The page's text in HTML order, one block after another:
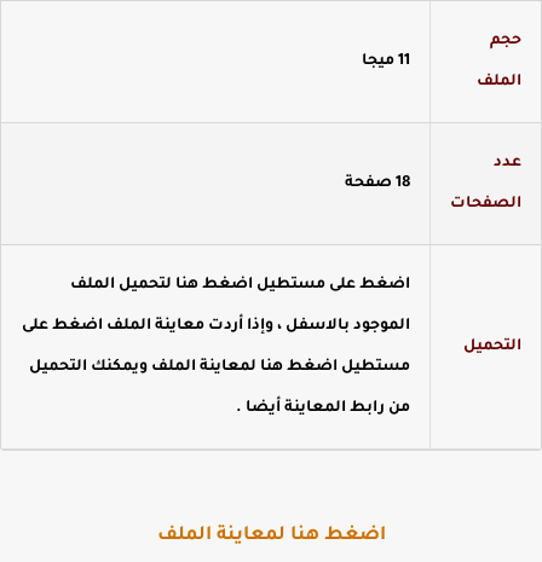
حجم
الملف
عدد
الصفحات
التحميل
اضغط على مستطيل اضغط هنا لتحميل الملف
الموجود بالاسفل ، وإذا أردت معاينة الملف اضغط على
مستطيل اضغط هنا لمعاينة الملف ويمكنك التحميل
من رابط المعاينة أيضا .
اضغط هنا لمعاينة الملف